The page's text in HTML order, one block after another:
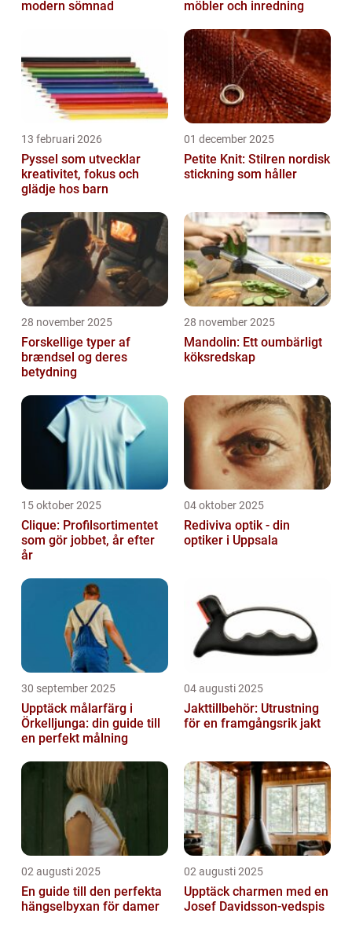
modern sömnad möbler och inredning
13 februari 2026
Pyssel som utvecklar
kreativitet, fokus och
glädje hos barn
01 december 2025
Petite Knit: Stilren nordisk
stickning som håller
28 november 2025
Forskellige typer af
brændsel og deres
betydning
28 november 2025
Mandolin: Ett oumbärligt
köksredskap
15 oktober 2025
Clique: Profilsortimentet
som gör jobbet, år efter
år
04 oktober 2025
Rediviva optik - din
optiker i Uppsala
30 september 2025
Upptäck målarfärg i
Örkelljunga: din guide till
en perfekt målning
04 augusti 2025
Jakttillbehör: Utrustning
för en framgångsrik jakt
02 augusti 2025
En guide till den perfekta
hängselbyxan för damer
02 augusti 2025
Upptäck charmen med en
Josef Davidsson-vedspis